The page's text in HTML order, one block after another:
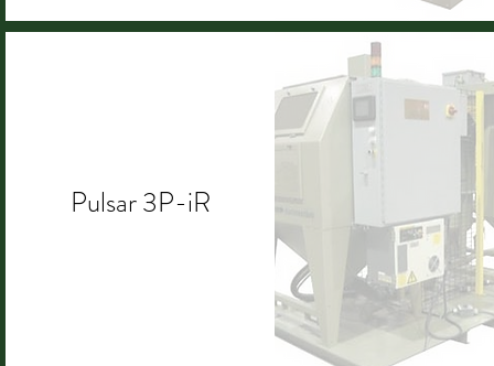
Pulsar 3P-iR